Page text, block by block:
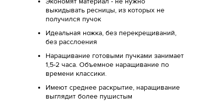
выкидывать ресницы, из которых не
получился пучок
Идеальная ножка, без перекрещиваний,
без расслоения
Наращивание готовыми пучками занимает
1,5-2 часа. Объемное наращивание по
времени классики.
Имеют среднее раскрытие, наращивание
выглядит более пушистым